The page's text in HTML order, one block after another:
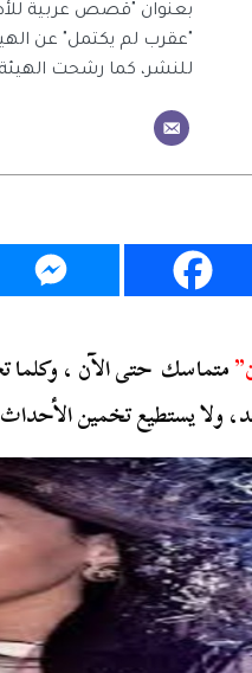
بعنوان "قصص عربية
"عقرب لم يكتمل" عن
للنشر، كما رشحت
متماسك حتى الآن ، وكلما
ولا يستطيع تخمين